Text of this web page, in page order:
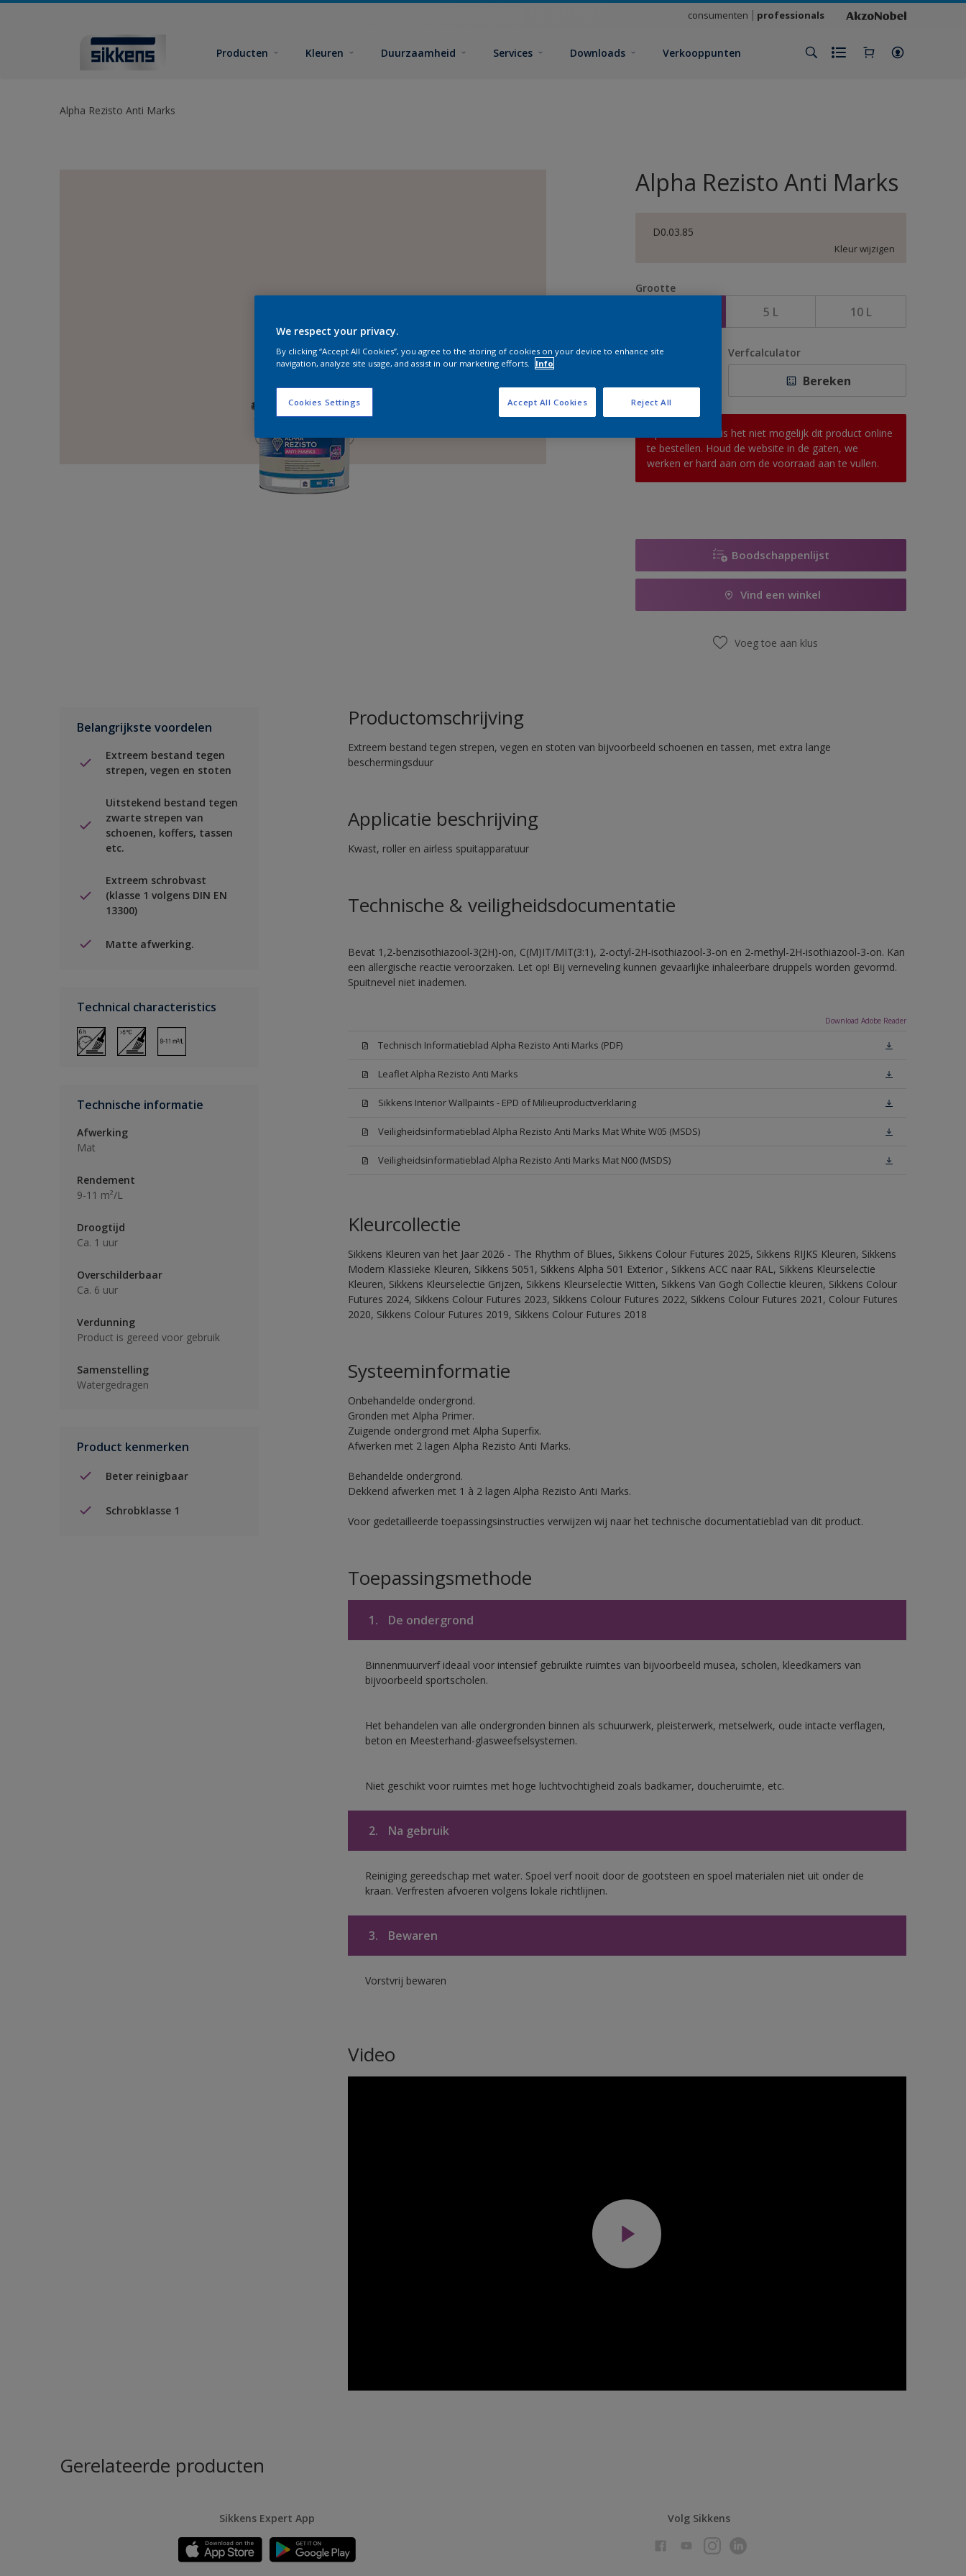
consumenten professionals
Producten Kleuren Duurzaamheid Services Downloads Verkooppunten
Alpha Rezisto Anti Marks
Alpha Rezisto Anti Marks
D0.03.85
Kleur wijzigen
Grootte
5 L 10 L
Aantal Verfcalculator
Bereken
Op dit moment is het niet mogelijk dit product online
te bestellen. Houd de website in de gaten, we
werken er hard aan om de voorraad aan te vullen.
Boodschappenlijst
Vind een winkel
Voeg toe aan klus
Belangrijkste voordelen
Extreem bestand tegen
strepen, vegen en stoten
Uitstekend bestand tegen
zwarte strepen van
schoenen, koffers, tassen
etc.
Extreem schrobvast
(klasse 1 volgens DIN EN
13300)
Matte afwerking.
Technical characteristics
Technische informatie
Afwerking
Mat
Rendement
9-11 m²/L
Droogtijd
Ca. 1 uur
Overschilderbaar
Ca. 6 uur
Verdunning
Product is gereed voor gebruik
Samenstelling
Watergedragen
Product kenmerken
Beter reinigbaar
Schrobklasse 1
Productomschrijving
Extreem bestand tegen strepen, vegen en stoten van bijvoorbeeld schoenen en tassen, met extra lange
beschermingsduur
Applicatie beschrijving
Kwast, roller en airless spuitapparatuur
Technische & veiligheidsdocumentatie
Bevat 1,2-benzisothiazool-3(2H)-on, C(M)IT/MIT(3:1), 2-octyl-2H-isothiazool-3-on en 2-methyl-2H-isothiazool-3-on. Kan
een allergische reactie veroorzaken. Let op! Bij verneveling kunnen gevaarlijke inhaleerbare druppels worden gevormd.
Spuitnevel niet inademen.
Download Adobe Reader
Technisch Informatieblad Alpha Rezisto Anti Marks (PDF)
Leaflet Alpha Rezisto Anti Marks
Sikkens Interior Wallpaints - EPD of Milieuproductverklaring
Veiligheidsinformatieblad Alpha Rezisto Anti Marks Mat White W05 (MSDS)
Veiligheidsinformatieblad Alpha Rezisto Anti Marks Mat N00 (MSDS)
Kleurcollectie
Sikkens Kleuren van het Jaar 2026 - The Rhythm of Blues, Sikkens Colour Futures 2025, Sikkens RIJKS Kleuren, Sikkens
Modern Klassieke Kleuren, Sikkens 5051, Sikkens Alpha 501 Exterior , Sikkens ACC naar RAL, Sikkens Kleurselectie
Kleuren, Sikkens Kleurselectie Grijzen, Sikkens Kleurselectie Witten, Sikkens Van Gogh Collectie kleuren, Sikkens Colour
Futures 2024, Sikkens Colour Futures 2023, Sikkens Colour Futures 2022, Sikkens Colour Futures 2021, Colour Futures
2020, Sikkens Colour Futures 2019, Sikkens Colour Futures 2018
Systeeminformatie
Onbehandelde ondergrond.
Gronden met Alpha Primer.
Zuigende ondergrond met Alpha Superfix.
Afwerken met 2 lagen Alpha Rezisto Anti Marks.
Behandelde ondergrond.
Dekkend afwerken met 1 à 2 lagen Alpha Rezisto Anti Marks.
Voor gedetailleerde toepassingsinstructies verwijzen wij naar het technische documentatieblad van dit product.
Toepassingsmethode
1. De ondergrond
Binnenmuurverf ideaal voor intensief gebruikte ruimtes van bijvoorbeeld musea, scholen, kleedkamers van
bijvoorbeeld sportscholen.
Het behandelen van alle ondergronden binnen als schuurwerk, pleisterwerk, metselwerk, oude intacte verflagen,
beton en Meesterhand-glasweefselsystemen.
Niet geschikt voor ruimtes met hoge luchtvochtigheid zoals badkamer, doucheruimte, etc.
2. Na gebruik
Reiniging gereedschap met water. Spoel verf nooit door de gootsteen en spoel materialen niet uit onder de
kraan. Verfresten afvoeren volgens lokale richtlijnen.
3. Bewaren
Vorstvrij bewaren
Video
Gerelateerde producten
Sikkens Expert App Volg Sikkens
We respect your privacy.
By clicking “Accept All Cookies”, you agree to the storing of cookies on your device to enhance site
navigation, analyze site usage, and assist in our marketing efforts.
Info
Cookies Settings Reject All
Accept All Cookies